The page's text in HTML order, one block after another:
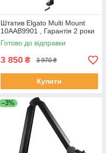
Штатив Elgato Multi Mount
10AAB9901 , Гарантія 2 роки
Готово до відправки
3 850 ₴ 3 970 ₴
Купити
–3%